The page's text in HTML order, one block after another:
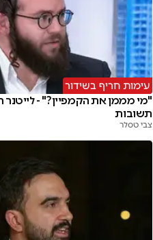
עימות חריף בשידור
"מי מממן את הקמפיין?" -
תשובות
צבי טסלר